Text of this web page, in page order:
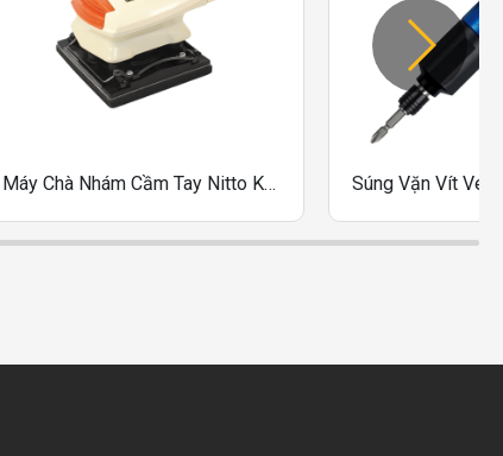
Máy Chà Nhám Cầm Tay Nitto Kohki FS-100C Và FS-50A